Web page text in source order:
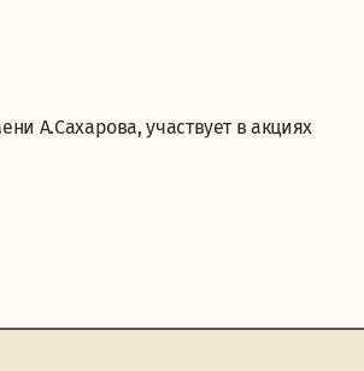
А.Сахарова, участвует в акциях